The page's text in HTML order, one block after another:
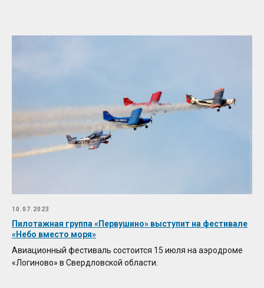
10.07.2023
Пилотажная группа «Первушино» выступит на фестивале
«Небо вместо моря»
Авиационный фестиваль состоится 15 июля на аэродроме
«Логиново» в Свердловской области.